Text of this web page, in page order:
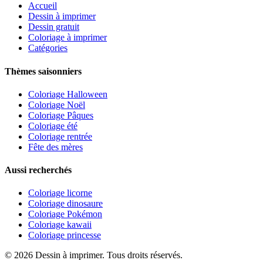
Accueil
Dessin à imprimer
Dessin gratuit
Coloriage à imprimer
Catégories
Thèmes saisonniers
Coloriage Halloween
Coloriage Noël
Coloriage Pâques
Coloriage été
Coloriage rentrée
Fête des mères
Aussi recherchés
Coloriage licorne
Coloriage dinosaure
Coloriage Pokémon
Coloriage kawaii
Coloriage princesse
© 2026 Dessin à imprimer. Tous droits réservés.